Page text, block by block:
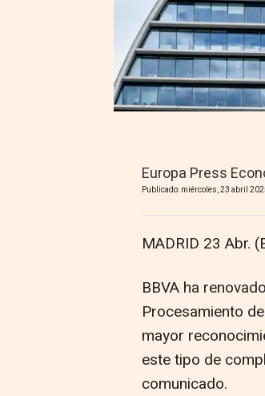
Europa Press
Publicado: miércoles, 23 abril
MADRID 23 Abr.
BBVA ha
Procesamiento
mayor
este tipo de
comunicado.